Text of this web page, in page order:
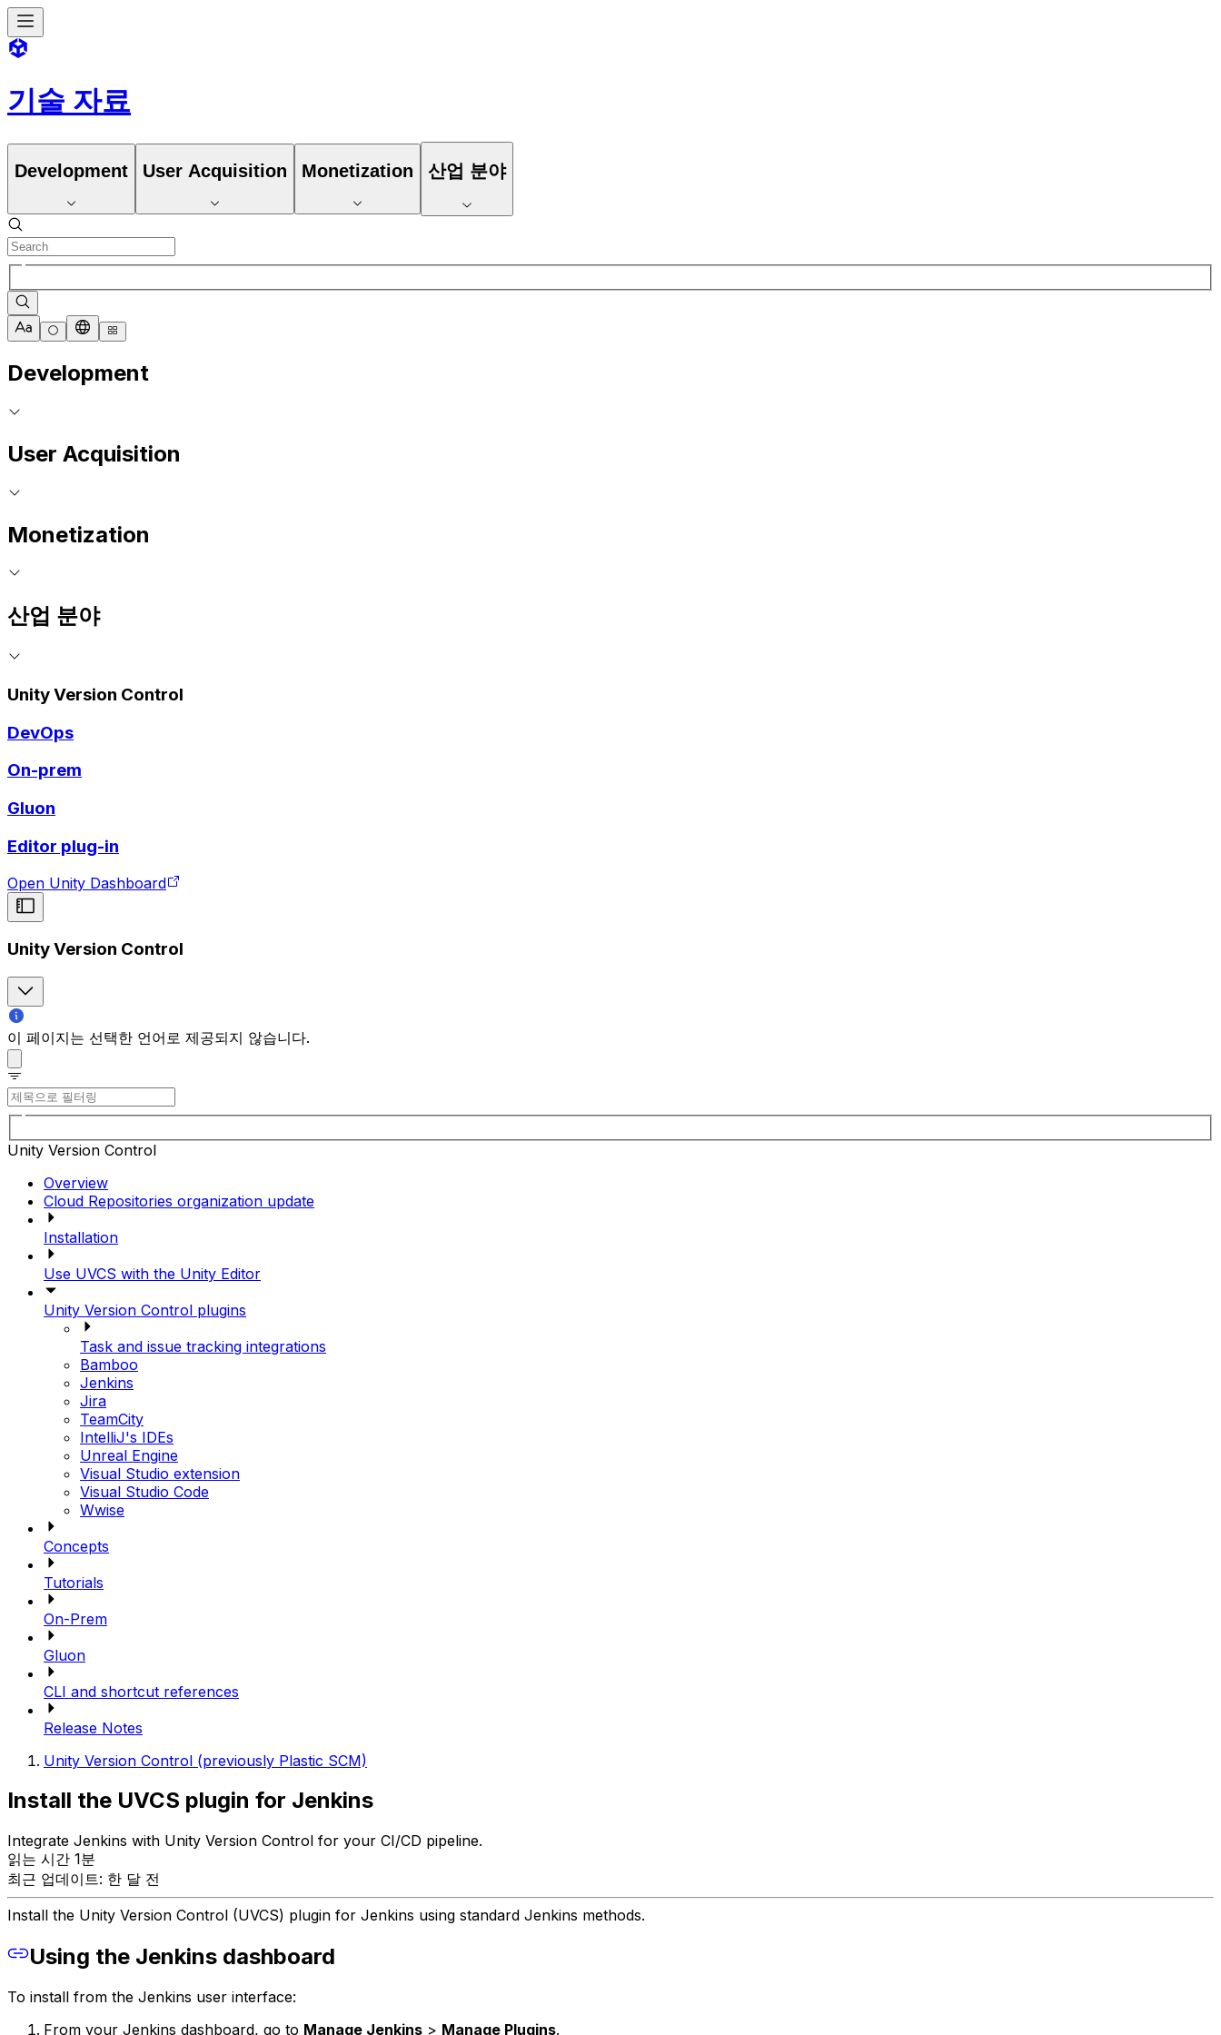
기술 자료
Development User Acquisition Monetization 산업 분야
Development
User Acquisition
Monetization
산업 분야
Unity Version Control
DevOps
On-prem
Gluon
Editor plug-in
Open Unity Dashboard
Unity Version Control
이 페이지는 선택한 언어로 제공되지 않습니다.
Unity Version Control
Overview
Cloud Repositories organization update
Installation
Use UVCS with the Unity Editor
Unity Version Control plugins
Task and issue tracking integrations
Bamboo
Jenkins
Jira
TeamCity
IntelliJ's IDEs
Unreal Engine
Visual Studio extension
Visual Studio Code
Wwise
Concepts
Tutorials
On-Prem
Gluon
CLI and shortcut references
Release Notes
Unity Version Control (previously Plastic SCM)
Install the UVCS plugin for Jenkins
Integrate Jenkins with Unity Version Control for your CI/CD pipeline.
읽는 시간 1분
최근 업데이트: 한 달 전
Install the Unity Version Control (UVCS) plugin for Jenkins using standard Jenkins methods.
Using the Jenkins dashboard
To install from the Jenkins user interface:
From your Jenkins dashboard, go to Manage Jenkins > Manage Plugins.